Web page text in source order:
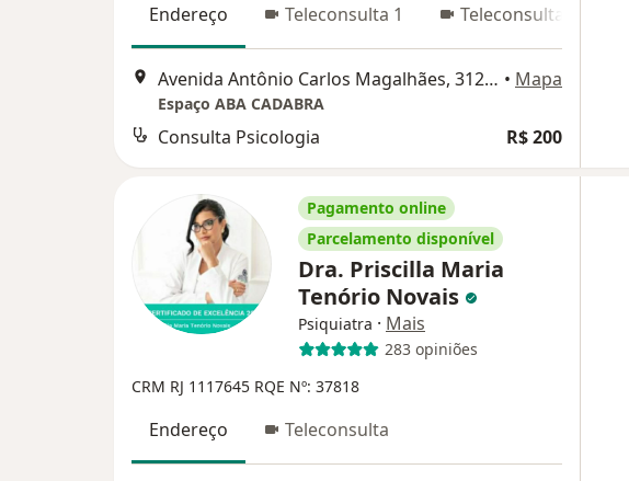
Endereço Teleconsulta 1 Teleconsulta 2
Avenida Antônio Carlos Magalhães, 3129, Salvador • Mapa
Espaço ABA CADABRA
Consulta Psicologia R$ 200
Pagamento online
Parcelamento disponível
Dra. Priscilla Maria
Tenório Novais
Psiquiatra · Mais
283 opiniões
CRM RJ 1117645 RQE Nº: 37818
Endereço Teleconsulta